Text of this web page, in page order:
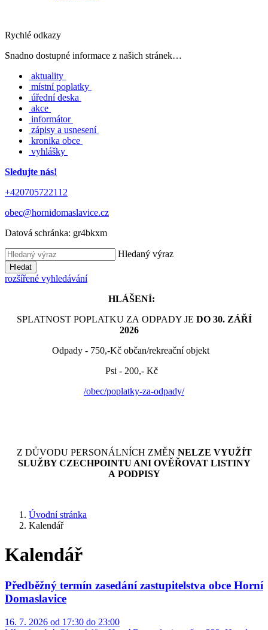
Rychlé odkazy
Snadno dostupné informace z našich stránek…
aktuality
místní poplatky
úřední deska
akce
informátor
zápisy a usnesení
kronika obce
vyhlášky
Sledujte nás!
+420705722112
obec@hornidomaslavice.cz
Datová schránka: gr4bkxm
Hledaný výraz
Hledat
rozšířené vyhledávání
HLÁŠENÍ:
SPLATNOST POPLATKU ZA ODPADY JE DO 30. ZÁŘÍ
2026
Odpady - 750,-Kč občan/rekreační objekt
Psi - 200,- Kč
/obec/poplatky-za-odpady/
Z DŮVODU PERSONÁLNÍCH ZMĚN NELZE VYUŽÍT
SLUŽBY CZECHPOINTU ANI OVĚŘOVAT LISTINY
A PODPISY
Úvodní stránka
Kalendář
Kalendář
Předběžný termín zasedání zastupitelstva obce Horní
Domaslavice
16. 7. 2026 od 17:30 do 23:00